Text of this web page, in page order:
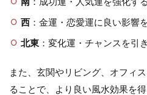
西：金運・恋愛運に良い影響を
北東：変化運・チャンスを引き
また、玄関やリビング、オフィ
ることで、より良い風水効果を